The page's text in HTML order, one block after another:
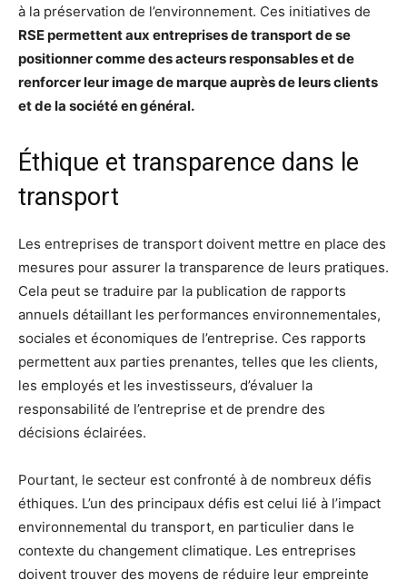
à la préservation de l’environnement. Ces initiatives de
RSE permettent aux entreprises de transport de se
positionner comme des acteurs responsables et de
renforcer leur image de marque auprès de leurs clients
et de la société en général.
Éthique et transparence dans le
transport
Les entreprises de transport doivent mettre en place des
mesures pour assurer la transparence de leurs pratiques.
Cela peut se traduire par la publication de rapports
annuels détaillant les performances environnementales,
sociales et économiques de l’entreprise. Ces rapports
permettent aux parties prenantes, telles que les clients,
les employés et les investisseurs, d’évaluer la
responsabilité de l’entreprise et de prendre des
décisions éclairées.
Pourtant, le secteur est confronté à de nombreux défis
éthiques. L’un des principaux défis est celui lié à l’impact
environnemental du transport, en particulier dans le
contexte du changement climatique. Les entreprises
doivent trouver des moyens de réduire leur empreinte